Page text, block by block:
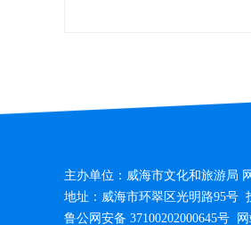
主办单位：威海市文化和旅游局
地址：威海市环翠区光明路95号
鲁公网安备 37100202000645号 网